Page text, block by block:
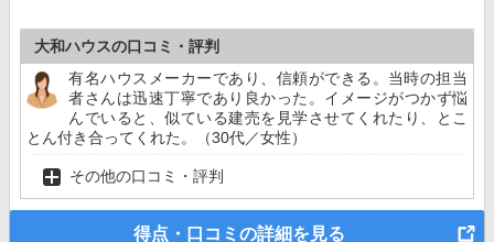
大和ハウスの口コミ・評判
有名ハウスメーカーであり、信頼ができる。当時の担当
者さんは迅速丁寧であり良かった。イメージがつかず悩
んでいると、似ている建売を見学させてくれたり、とこ
とん付き合ってくれた。（30代／女性）
その他の口コミ・評判
得点・口コミの詳細を見る